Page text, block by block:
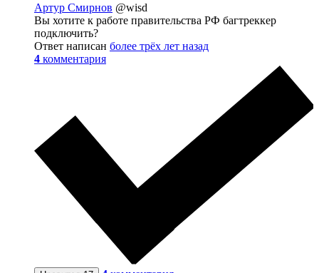
Артур Смирнов @wisd
Вы хотите к работе правительства РФ багтреккер
подключить?
Ответ написан более трёх лет назад
4 комментария